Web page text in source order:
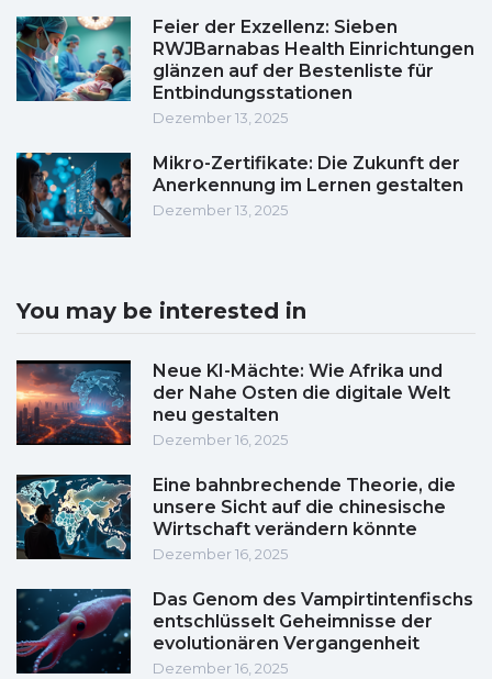
Feier der Exzellenz: Sieben
RWJBarnabas Health Einrichtungen
glänzen auf der Bestenliste für
Entbindungsstationen
Dezember 13, 2025
Mikro-Zertifikate: Die Zukunft der
Anerkennung im Lernen gestalten
Dezember 13, 2025
You may be interested in
Neue KI-Mächte: Wie Afrika und
der Nahe Osten die digitale Welt
neu gestalten
Dezember 16, 2025
Eine bahnbrechende Theorie, die
unsere Sicht auf die chinesische
Wirtschaft verändern könnte
Dezember 16, 2025
Das Genom des Vampirtintenfischs
entschlüsselt Geheimnisse der
evolutionären Vergangenheit
Dezember 16, 2025